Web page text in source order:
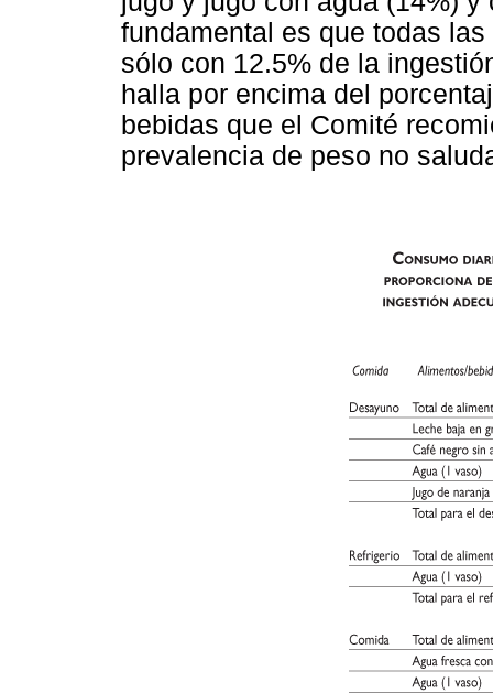
fundamental es que todas
sólo con 12.5% de la
halla por encima del
bebidas que el Comité
prevalencia de peso no